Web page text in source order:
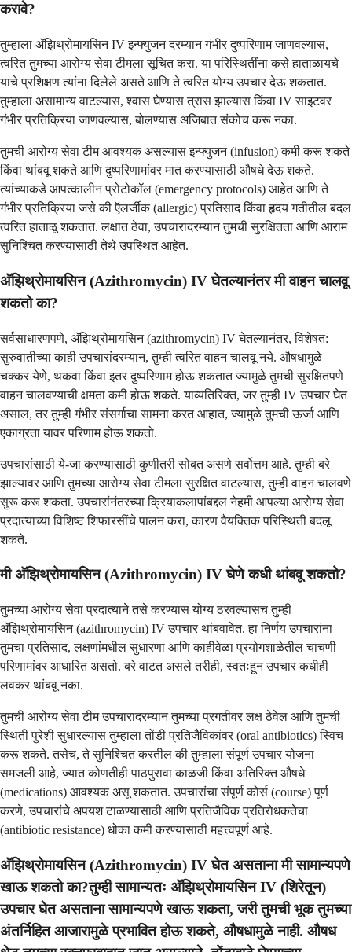
करावे?
तुम्हाला ॲझिथ्रोमायसिन IV इन्फ्युजन दरम्यान गंभीर दुष्परिणाम जाणवल्यास,
त्वरित तुमच्या आरोग्य सेवा टीमला सूचित करा. या परिस्थितींना कसे हाताळायचे
याचे प्रशिक्षण त्यांना दिलेले असते आणि ते त्वरित योग्य उपचार देऊ शकतात.
तुम्हाला असामान्य वाटल्यास, श्वास घेण्यास त्रास झाल्यास किंवा IV साइटवर
गंभीर प्रतिक्रिया जाणवल्यास, बोलण्यास अजिबात संकोच करू नका.
तुमची आरोग्य सेवा टीम आवश्यक असल्यास इन्फ्युजन (infusion) कमी करू शकते
किंवा थांबवू शकते आणि दुष्परिणामांवर मात करण्यासाठी औषधे देऊ शकते.
त्यांच्याकडे आपत्कालीन प्रोटोकॉल (emergency protocols) आहेत आणि ते
गंभीर प्रतिक्रिया जसे की ऍलर्जीक (allergic) प्रतिसाद किंवा हृदय गतीतील बदल
त्वरित हाताळू शकतात. लक्षात ठेवा, उपचारादरम्यान तुमची सुरक्षितता आणि आराम
सुनिश्चित करण्यासाठी तेथे उपस्थित आहेत.
अ‍ॅझिथ्रोमायसिन (Azithromycin) IV घेतल्यानंतर मी वाहन चालवू
शकतो का?
सर्वसाधारणपणे, अ‍ॅझिथ्रोमायसिन (azithromycin) IV घेतल्यानंतर, विशेषत:
सुरुवातीच्या काही उपचारांदरम्यान, तुम्ही त्वरित वाहन चालवू नये. औषधामुळे
चक्कर येणे, थकवा किंवा इतर दुष्परिणाम होऊ शकतात ज्यामुळे तुमची सुरक्षितपणे
वाहन चालवण्याची क्षमता कमी होऊ शकते. याव्यतिरिक्त, जर तुम्ही IV उपचार घेत
असाल, तर तुम्ही गंभीर संसर्गाचा सामना करत आहात, ज्यामुळे तुमची ऊर्जा आणि
एकाग्रता यावर परिणाम होऊ शकतो.
उपचारांसाठी ये-जा करण्यासाठी कुणीतरी सोबत असणे सर्वोत्तम आहे. तुम्ही बरे
झाल्यावर आणि तुमच्या आरोग्य सेवा टीमला सुरक्षित वाटल्यास, तुम्ही वाहन चालवणे
सुरू करू शकता. उपचारांनंतरच्या क्रियाकलापांबद्दल नेहमी आपल्या आरोग्य सेवा
प्रदात्याच्या विशिष्ट शिफारसींचे पालन करा, कारण वैयक्तिक परिस्थिती बदलू
शकते.
मी अ‍ॅझिथ्रोमायसिन (Azithromycin) IV घेणे कधी थांबवू शकतो?
तुमच्या आरोग्य सेवा प्रदात्याने तसे करण्यास योग्य ठरवल्यासच तुम्ही
अ‍ॅझिथ्रोमायसिन (azithromycin) IV उपचार थांबवावेत. हा निर्णय उपचारांना
तुमचा प्रतिसाद, लक्षणांमधील सुधारणा आणि काहीवेळा प्रयोगशाळेतील चाचणी
परिणामांवर आधारित असतो. बरे वाटत असले तरीही, स्वतःहून उपचार कधीही
लवकर थांबवू नका.
तुमची आरोग्य सेवा टीम उपचारादरम्यान तुमच्या प्रगतीवर लक्ष ठेवेल आणि तुमची
स्थिती पुरेशी सुधारल्यास तुम्हाला तोंडी प्रतिजैविकांवर (oral antibiotics) स्विच
करू शकते. तसेच, ते सुनिश्चित करतील की तुम्हाला संपूर्ण उपचार योजना
समजली आहे, ज्यात कोणतीही पाठपुरावा काळजी किंवा अतिरिक्त औषधे
(medications) आवश्यक असू शकतात. उपचारांचा संपूर्ण कोर्स (course) पूर्ण
करणे, उपचारांचे अपयश टाळण्यासाठी आणि प्रतिजैविक प्रतिरोधकतेचा
(antibiotic resistance) धोका कमी करण्यासाठी महत्त्वपूर्ण आहे.
अ‍ॅझिथ्रोमायसिन (Azithromycin) IV घेत असताना मी सामान्यपणे
खाऊ शकतो का?तुम्ही सामान्यतः अ‍ॅझिथ्रोमायसिन IV (शिरेतून)
उपचार घेत असताना सामान्यपणे खाऊ शकता, जरी तुमची भूक तुमच्या
अंतर्निहित आजारामुळे प्रभावित होऊ शकते, औषधामुळे नाही. औषध